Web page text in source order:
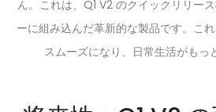
ん。これは、Q1 V2 のクイックリリー
ーに組み込んだ革新的な製品です。こ
スムーズになり、日常生活がもっ